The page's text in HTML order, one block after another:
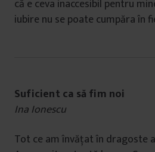
că e ceva inaccesibil pentru
iubire nu se poate cumpăra în
Suficient ca să fim noi
Ina Ionescu
Tot ce am învățat în dragoste